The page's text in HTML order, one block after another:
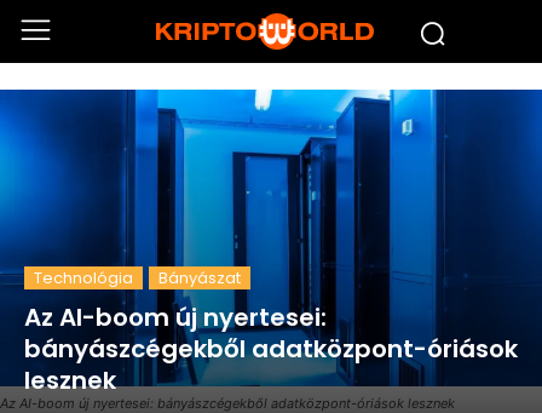
Az AI-boom új nyertesei: bányászcégekből adatközpont-óriások lesznek
Technológia Bányászat
Az AI-boom új nyertesei:
bányászcégekből adatközpont-óriások
lesznek